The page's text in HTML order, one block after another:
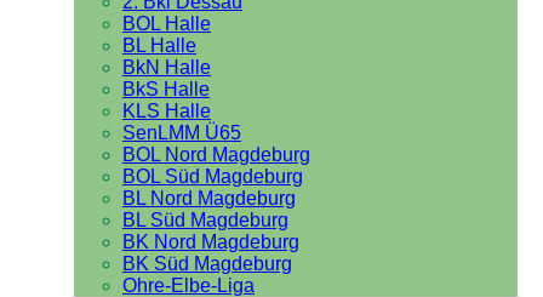
BOL Halle
BL Halle
BkN Halle
BkS Halle
KLS Halle
SenLMM Ü65
BOL Nord Magdeburg
BOL Süd Magdeburg
BL Nord Magdeburg
BL Süd Magdeburg
BK Nord Magdeburg
BK Süd Magdeburg
Ohre-Elbe-Liga